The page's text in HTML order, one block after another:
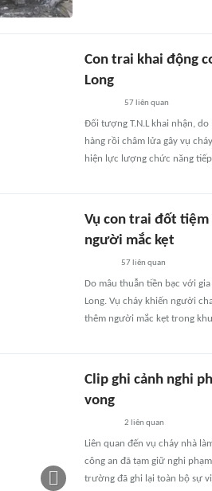
Con trai khai động
Long
57liên quan
Đối tượng T.N.L khai nhận,
hàng rồi châm lửa gây vụ
hiện lực lượng chức năng
Vụ con trai đốt tiệm
người mắc kẹt
57liên quan
Do mâu thuẫn tiền bạc với
Long. Vụ cháy khiến người
thêm người mắc kẹt trong
Clip ghi cảnh nghi
vong
2 liên quan
Liên quan đến vụ cháy nhà
công an đã tạm giữ nghi
trường đã ghi lại toàn bộ sự